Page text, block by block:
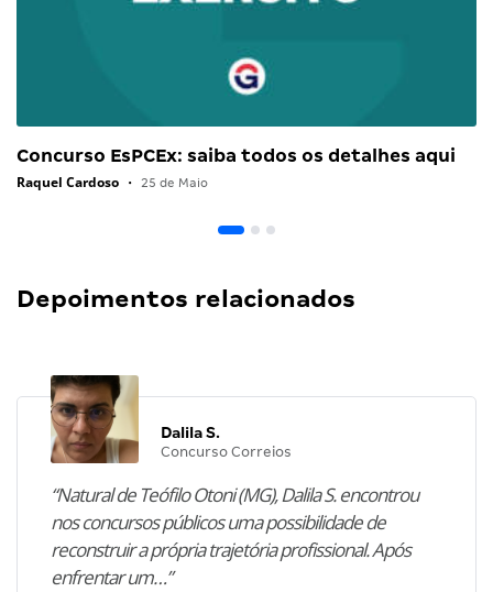
Concurso EsPCEx: saiba todos os detalhes aqui
Raquel Cardoso • 25 de Maio
Depoimentos relacionados
Dalila S.
Concurso Correios
“Natural de Teófilo Otoni (MG), Dalila S. encontrou
nos concursos públicos uma possibilidade de
reconstruir a própria trajetória profissional. Após
enfrentar um…”